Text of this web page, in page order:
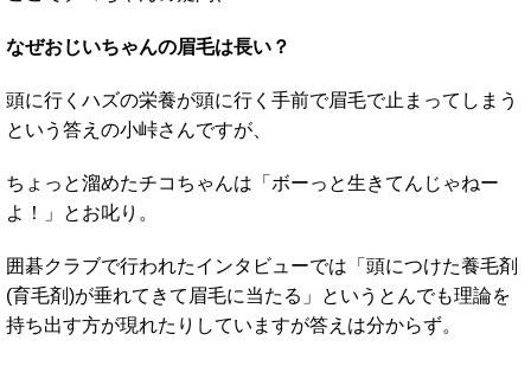
なぜおじいちゃんの眉毛は長い？
頭に行くハズの栄養が頭に行く手前で眉毛で止まってしまう
という答えの小峠さんですが、
ちょっと溜めたチコちゃんは「ボーっと生きてんじゃねー
よ！」とお叱り。
囲碁クラブで行われたインタビューでは「頭につけた養毛剤
(育毛剤)が垂れてきて眉毛に当たる」というとんでも理論を
持ち出す方が現れたりしていますが答えは分からず。